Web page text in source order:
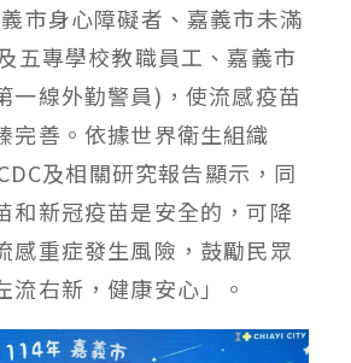
市身心障礙者、嘉義市未滿
五專學校教職員工、嘉義市
一線外勤警員)，使流感疫苗
完善。依據世界衛生組織
及相關研究報告顯示，同
和新冠疫苗是安全的，可降
感重症發生風險，鼓勵民眾
流右新，健康安心」。